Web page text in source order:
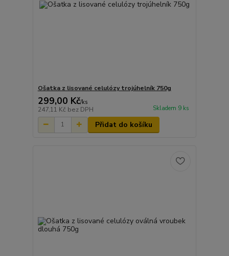
Ošatka z lisované celulózy trojúhelník 750g
299,00 Kč/ks
247,11 Kč bez DPH Skladem 9 ks
Přidat do košíku